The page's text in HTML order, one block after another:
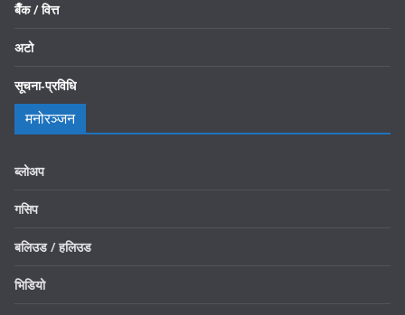
बैँक / वित्त
अटो
सूचना-प्रविधि
मनोरञ्जन
ब्लोअप
गसिप
बलिउड / हलिउड
भिडियो